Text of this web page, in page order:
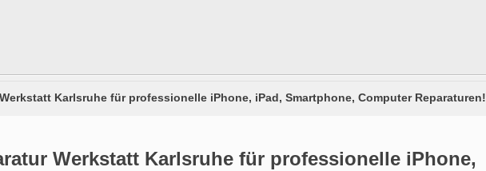
Karlsruhe für professionelle iPhone, iPad, Smartphone, Computer Reparaturen!
Werkstatt Karlsruhe für professionelle iPhone,